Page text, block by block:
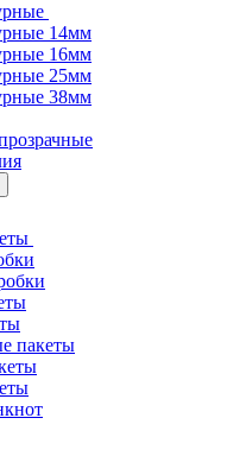
14мм
16мм
25мм
38мм
пакеты